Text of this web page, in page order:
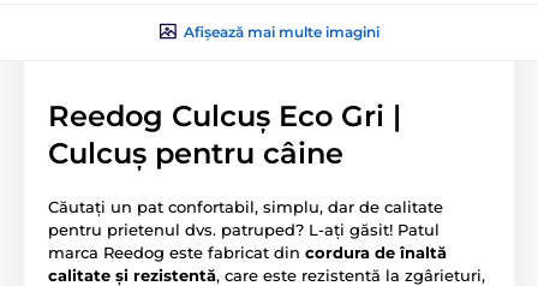
Afișează mai multe imagini
Reedog Culcuș Eco Gri |
Culcuș pentru câine
Căutați un pat confortabil, simplu, dar de calitate
pentru prietenul dvs. patruped? L-ați găsit! Patul
marca Reedog este fabricat din cordura de înaltă
calitate și rezistentă, care este rezistentă la zgârieturi,